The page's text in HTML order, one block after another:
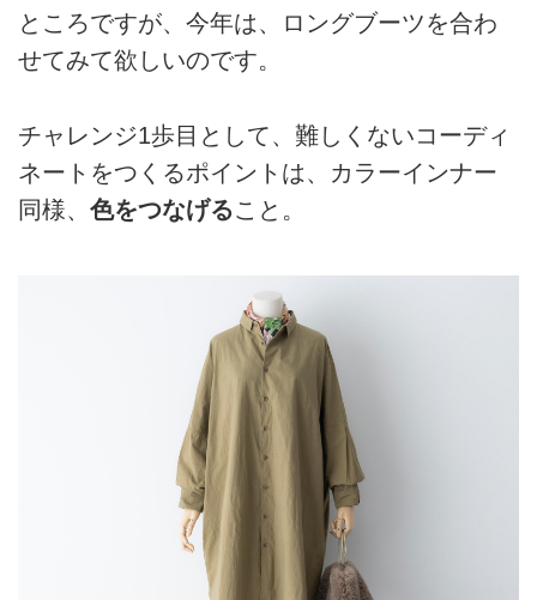
ところですが、今年は、ロングブーツを合わ
せてみて欲しいのです。
チャレンジ1歩目として、難しくないコーディ
ネートをつくるポイントは、カラーインナー
同様、 色をつなげること。